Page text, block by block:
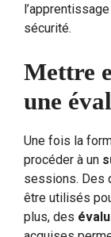
sécurité.
Mettre
une
Une fois la
procéder à un
sessions. Des
être utilisés
plus, des